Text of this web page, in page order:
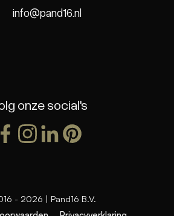
info@pand16.nl
onze social's
- 2026 | Pand16 B.V.